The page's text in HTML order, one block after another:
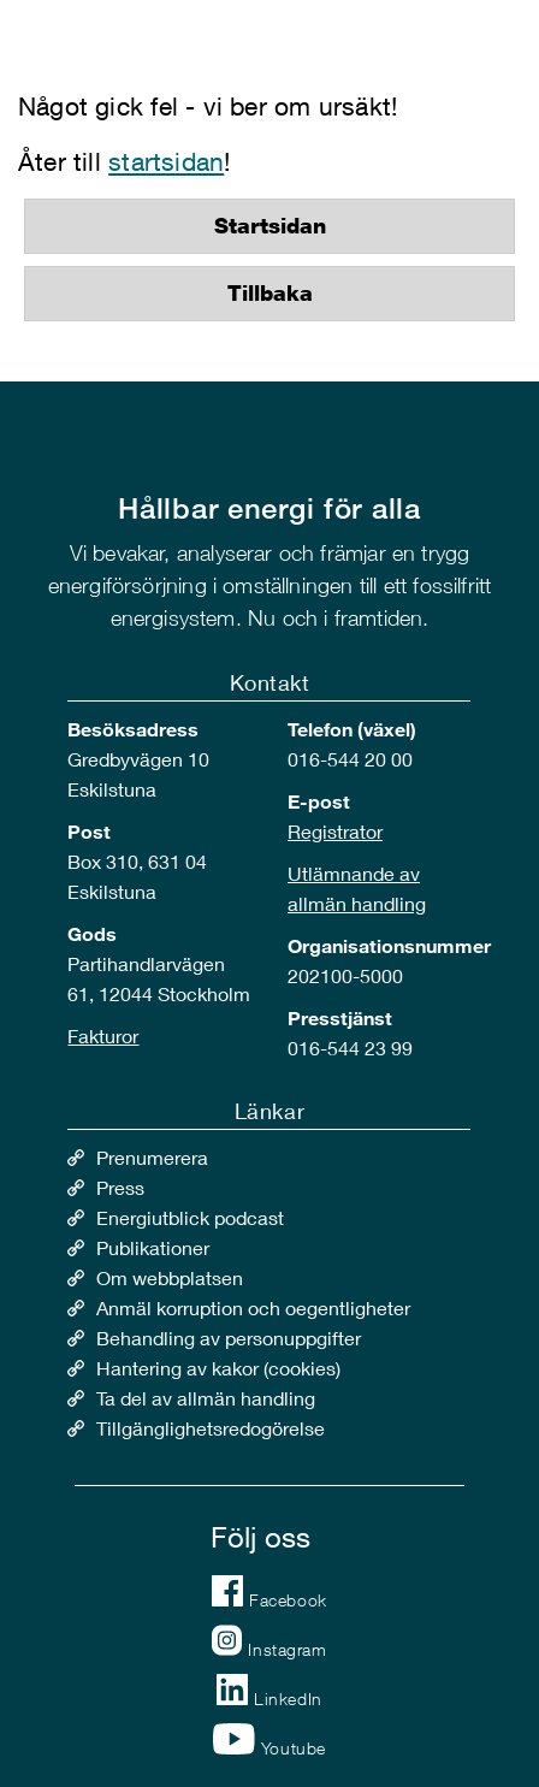
Något gick fel - vi ber om ursäkt!
Åter tillstartsidan!
Startsidan
Tillbaka
Hållbar energi för alla
Vi bevakar, analyserar och främjar en trygg
energiförsörjning i omställningen till ett fossilfritt
energisystem. Nu och i framtiden.
Kontakt
Besöksadress
Gredbyvägen 10
Eskilstuna
Post
Box 310, 631 04
Eskilstuna
Gods
Partihandlarvägen
61, 12044 Stockholm
Fakturor
Telefon (växel)
016-544 20 00
E-post
Registrator
Utlämnande av
allmän handling
Organisationsnummer
202100-5000
Presstjänst
016-544 23 99
Länkar
Prenumerera
Press
Energiutblick podcast
Publikationer
Om webbplatsen
Anmäl korruption och oegentligheter
Behandling av personuppgifter
Hantering av kakor (cookies)
Ta del av allmän handling
Tillgänglighetsredogörelse
Följ oss
Facebook
Instagram
LinkedIn
Youtube